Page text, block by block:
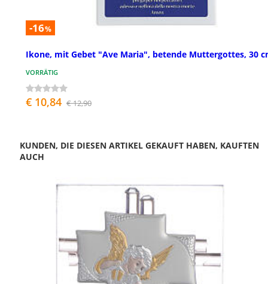
-16%
Ikone, mit Gebet "Ave Maria", betende Muttergottes, 30
VORRÄTIG
€ 10,84 € 12,90
KUNDEN, DIE DIESEN ARTIKEL GEKAUFT HABEN, KAUFTEN
AUCH